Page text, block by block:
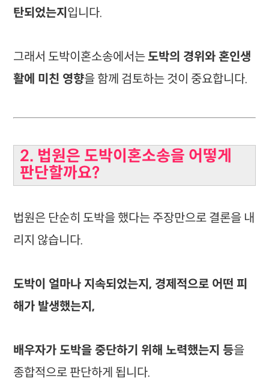
탄되었는지 입니다.
그래서 도박이혼소송에서는도박의 경위와 혼인생
활에 미친 영향을 함께 검토하는 것이 중요합니다.
2. 법원은 도박이혼소송을 어떻게
판단할까요?
법원은 단순히 도박을 했다는 주장만으로 결론을 내
리지 않습니다.
도박이 얼마나 지속되었는지, 경제적으로 어떤 피
해가 발생했는지,
배우자가 도박을 중단하기 위해 노력했는지 등을
종합적으로 판단하게 됩니다.